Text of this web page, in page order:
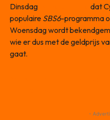
Dinsdag
dat
populaire SBS6-programma
Woensdag wordt
wie er dus met de geldprijs
gaat.
-